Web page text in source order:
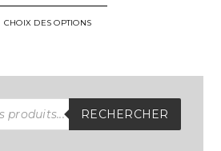
DE
PRIX :
121,00 €
CHOIX DES OPTIONS
plusieurs
Les
options
RECHERCHER